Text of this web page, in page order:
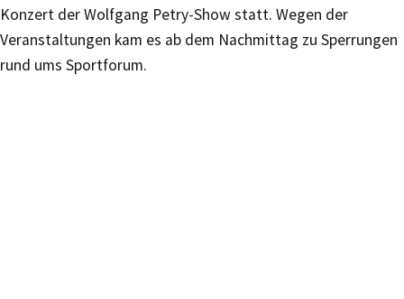
Konzert der Wolfgang Petry-Show statt. Wegen der
Veranstaltungen kam es ab dem Nachmittag zu Sperrungen
rund ums Sportforum.